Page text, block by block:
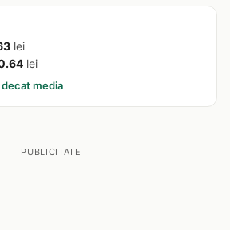
lei
lei
media
PUBLICITATE